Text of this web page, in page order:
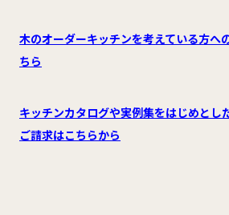
木のオーダーキッチンを考えている方へ
ちら
キッチンカタログや実例集をはじめとし
ご請求はこちらから